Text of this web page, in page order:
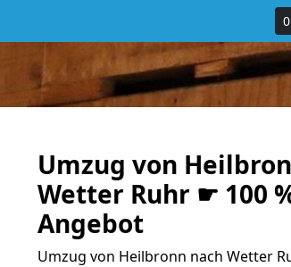
Umzug von
Wetter Ruhr ☛ 100
Angebot
Umzug von Heilbronn nach Wetter